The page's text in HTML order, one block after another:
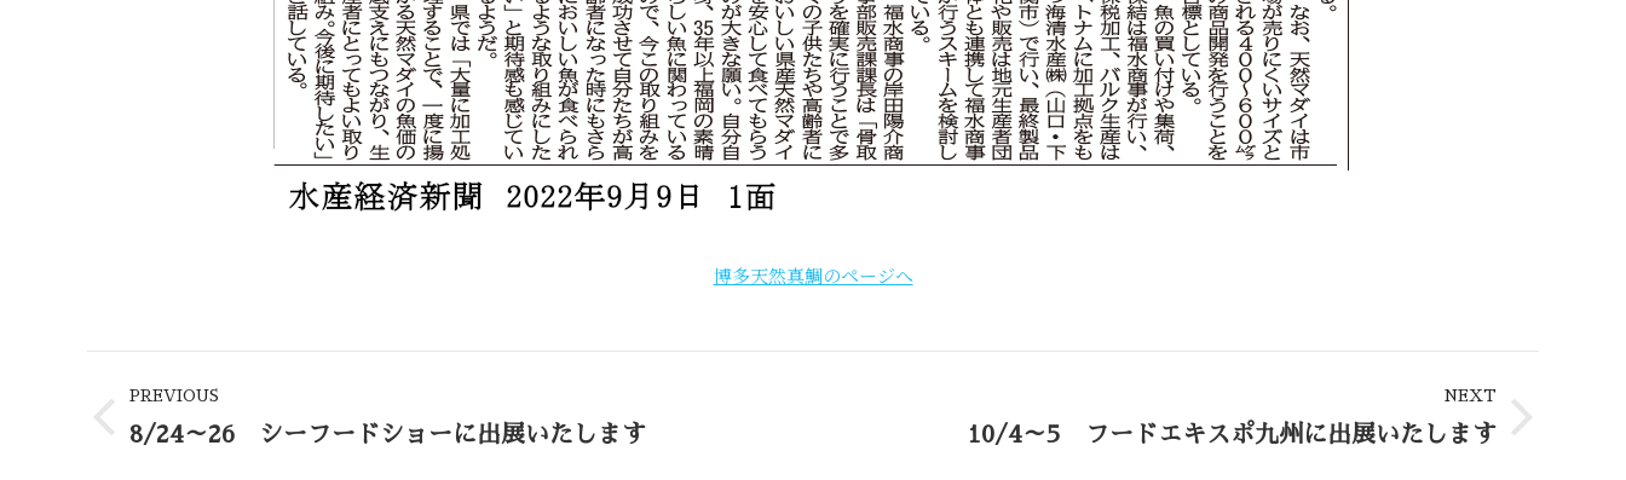
博多天然真鯛のページへ
Post
navigation
PREVIOUS
Previous
8/24～26 シーフードショーに出展いたします
NEXT
10/4～5 フードエキスポ九州に出展いたします